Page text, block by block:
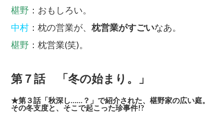
椹野 ：おもしろい。
中村 ：枕の営業が、枕営業がすごいなあ。
椹野 ：枕営業(笑)。
第７話 「冬の始まり。」
★第３話「秋深し……？」で紹介された、椹野家の広い庭。
その冬支度と、そこで起こった珍事件!?